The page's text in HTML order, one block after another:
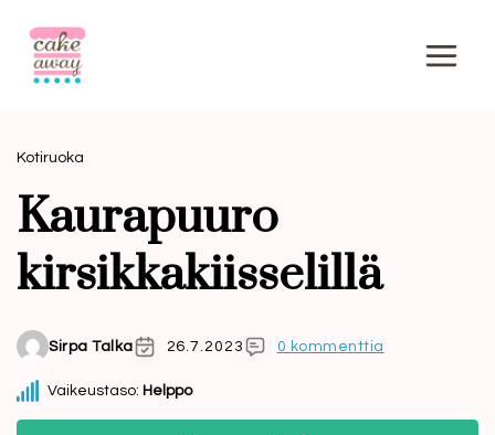
sisältöön
Kotiruoka
Kaurapuuro
kirsikkakiisselillä
Sirpa Talka 26.7.2023 0 kommenttia
Vaikeustaso: Helppo